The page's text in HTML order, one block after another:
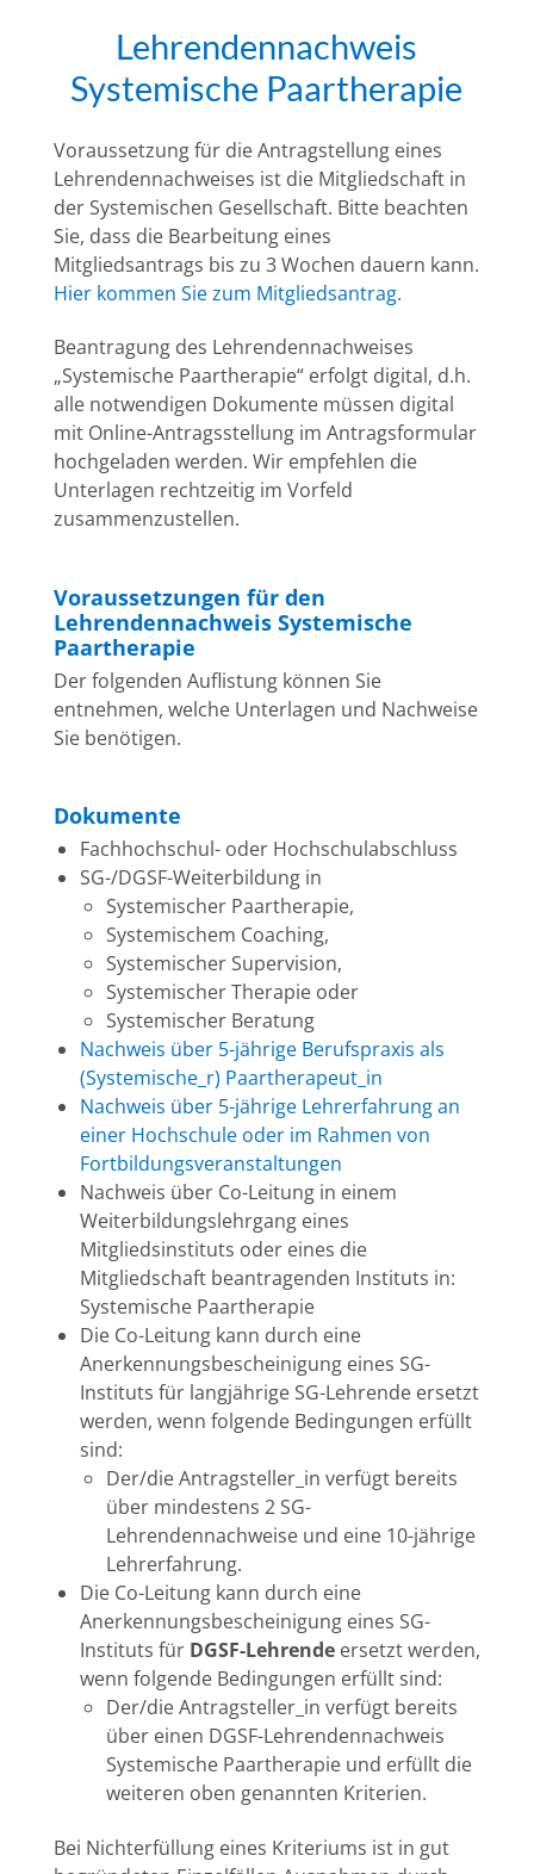
Lehrendennachweis
Systemische Paartherapie
Voraussetzung für die Antragstellung eines
Lehrendennachweises ist die Mitgliedschaft in
der Systemischen Gesellschaft. Bitte beachten
Sie, dass die Bearbeitung eines
Mitgliedsantrags bis zu 3 Wochen dauern kann.
Hier kommen Sie zum Mitgliedsantrag.
Beantragung des Lehrendennachweises
„Systemische Paartherapie“ erfolgt digital, d.h.
alle notwendigen Dokumente müssen digital
mit Online-Antragsstellung im Antragsformular
hochgeladen werden. Wir empfehlen die
Unterlagen rechtzeitig im Vorfeld
zusammenzustellen.
Voraussetzungen für den
Lehrendennachweis Systemische
Paartherapie
Der folgenden Auflistung können Sie
entnehmen, welche Unterlagen und Nachweise
Sie benötigen.
Dokumente
Fachhochschul- oder Hochschulabschluss
SG-/DGSF-Weiterbildung in
Systemischer Paartherapie,
Systemischem Coaching,
Systemischer Supervision,
Systemischer Therapie oder
Systemischer Beratung
Nachweis über 5-jährige Berufspraxis als
(Systemische_r) Paartherapeut_in
Nachweis über 5-jährige Lehrerfahrung an
einer Hochschule oder im Rahmen von
Fortbildungsveranstaltungen
Nachweis über Co-Leitung in einem
Weiterbildungslehrgang eines
Mitgliedsinstituts oder eines die
Mitgliedschaft beantragenden Instituts in:
Systemische Paartherapie
Die Co-Leitung kann durch eine
Anerkennungsbescheinigung eines SG-
Instituts für langjährige SG-Lehrende ersetzt
werden, wenn folgende Bedingungen erfüllt
sind:
Der/die Antragsteller_in verfügt bereits
über mindestens 2 SG-
Lehrendennachweise und eine 10-jährige
Lehrerfahrung.
Die Co-Leitung kann durch eine
Anerkennungsbescheinigung eines SG-
Instituts für DGSF-Lehrendeersetzt werden,
wenn folgende Bedingungen erfüllt sind:
Der/die Antragsteller_in verfügt bereits
über einen DGSF-Lehrendennachweis
Systemische Paartherapie und erfüllt die
weiteren oben genannten Kriterien.
Bei Nichterfüllung eines Kriteriums ist in gut